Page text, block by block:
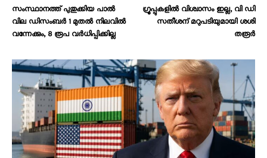
സംസ്ഥാനത്ത് പുതുക്കിയ പാൽ
വില ഡിസംബർ 1 മുതൽ നിലവിൽ
വന്നേക്കും, 8 രൂപ വർധിപ്പിക്കില്ല
ഗ്രൂപ്പുകളിൽ വിശ്വാസം ഇല്ല, വി ഡി
സതീശന് മറുപടിയുമായി ശശി
തരൂർ